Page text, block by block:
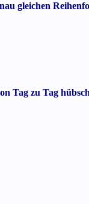
gleichen
Tag zu Tag